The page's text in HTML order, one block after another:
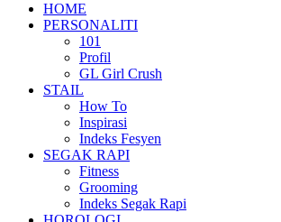
HOME
PERSONALITI
101
Profil
GL Girl Crush
STAIL
How To
Inspirasi
Indeks Fesyen
SEGAK RAPI
Fitness
Grooming
Indeks Segak Rapi